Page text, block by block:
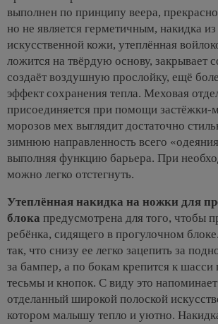
выполнен по принципу веера,
но не является герметичным, накидка
искусственной кожи, утеплённая
ложится на твёрдую основу, закрывает
создаёт воздушную прослойку, ещё
эффект сохранения тепла. Меховая
присоединяется при помощи застёжки-
морозов мех выглядит достаточно
зимнюю направленность всего
выполняя функцию барьера. При
можно легко отстегнуть.
Утеплённая накидка на ножки для
блока предусмотрена для того, чтобы
ребёнка, сидящего в прогулочном
так, что снизу ее легко зацепить за
за бампер, а по бокам крепится к
тесьмы и кнопок. С виду это напоминает
отделанный широкой полоской
котором малышу тепло и уютно.